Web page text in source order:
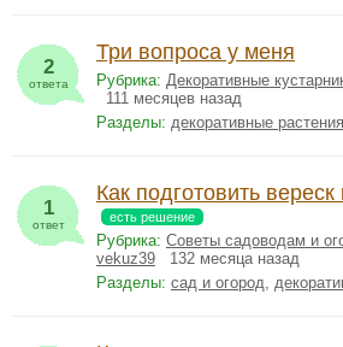
2
ответа
Три вопроса у меня
Рубрика: Декоративные
111 месяцев назад
Разделы: декоративные растения
1
ответ
Как подготовить вереск
есть решение
Рубрика: Советы садоводам и
vekuz39 132 месяца назад
Разделы: сад и огород,